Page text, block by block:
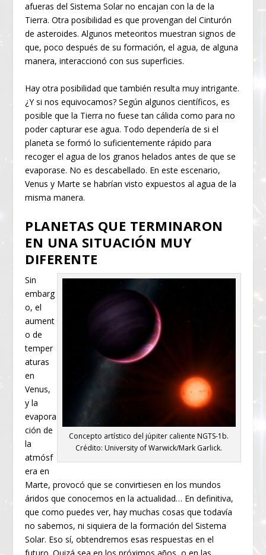
afueras del Sistema Solar no encajan con la de la
Tierra. Otra posibilidad es que provengan del Cinturón
de asteroides. Algunos meteoritos muestran signos de
que, poco después de su formación, el agua, de alguna
manera, interaccionó con sus superficies.
Hay otra posibilidad que también resulta muy intrigante.
¿Y si nos equivocamos? Según algunos científicos, es
posible que la Tierra no fuese tan cálida como para no
poder capturar ese agua. Todo dependería de si el
planeta se formó lo suficientemente rápido para
recoger el agua de los granos helados antes de que se
evaporase. No es descabellado. En este escenario,
Venus y Marte se habrían visto expuestos al agua de la
misma manera.
PLANETAS QUE TERMINARON
EN UNA SITUACIÓN MUY
DIFERENTE
Concepto artístico del júpiter caliente NGTS-1b.
Crédito: University of Warwick/Mark Garlick.
Sin
embarg
o, el
aument
o de
temper
aturas
en
Venus,
y la
evapora
ción de
la
atmósf
era en
Marte, provocó que se convirtiesen en los mundos
áridos que conocemos en la actualidad… En definitiva,
que como puedes ver, hay muchas cosas que todavía
no sabemos, ni siquiera de la formación del Sistema
Solar. Eso sí, obtendremos esas respuestas en el